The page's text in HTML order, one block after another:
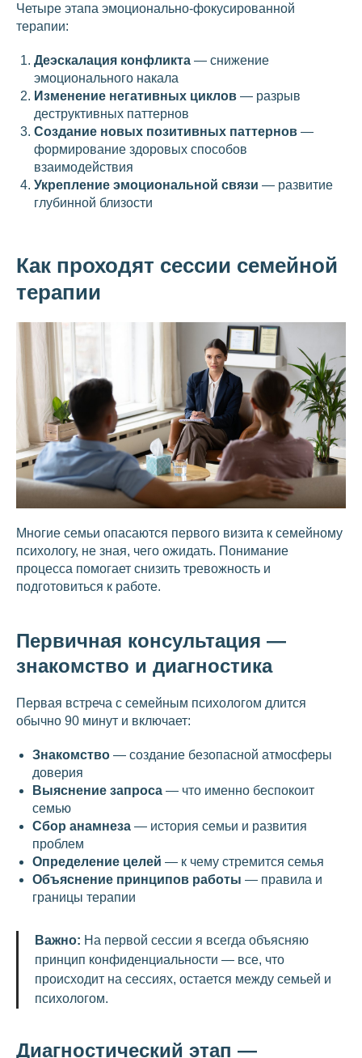
Четыре этапа эмоционально-фокусированной
терапии:
Деэскалация конфликта — снижение
эмоционального накала
Изменение негативных циклов — разрыв
деструктивных паттернов
Создание новых позитивных паттернов —
формирование здоровых способов
взаимодействия
Укрепление эмоциональной связи — развитие
глубинной близости
Как проходят сессии семейной
терапии
Многие семьи опасаются первого визита к семейному
психологу, не зная, чего ожидать. Понимание
процесса помогает снизить тревожность и
подготовиться к работе.
Первичная консультация —
знакомство и диагностика
Первая встреча с семейным психологом длится
обычно 90 минут и включает:
Знакомство — создание безопасной атмосферы
доверия
Выяснение запроса — что именно беспокоит
семью
Сбор анамнеза — история семьи и развития
проблем
Определение целей — к чему стремится семья
Объяснение принципов работы — правила и
границы терапии
Важно: На первой сессии я всегда объясняю
принцип конфиденциальности — все, что
происходит на сессиях, остается между семьей и
психологом.
Диагностический этап —